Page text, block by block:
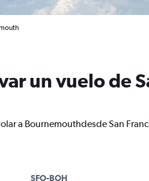
un vuelo de
a Bournemouthdesde San
SFO-BOH